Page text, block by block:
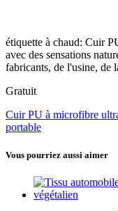
étiquette à chaud: Cuir
avec des sensations
fabricants, de l'usine, de
Gratuit
Cuir PU à microfibre
portable
Vous pourriez aussi aimer